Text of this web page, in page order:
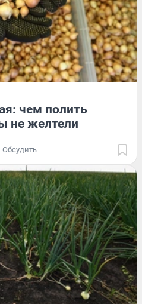
чем полить
не желтели
Обсудить